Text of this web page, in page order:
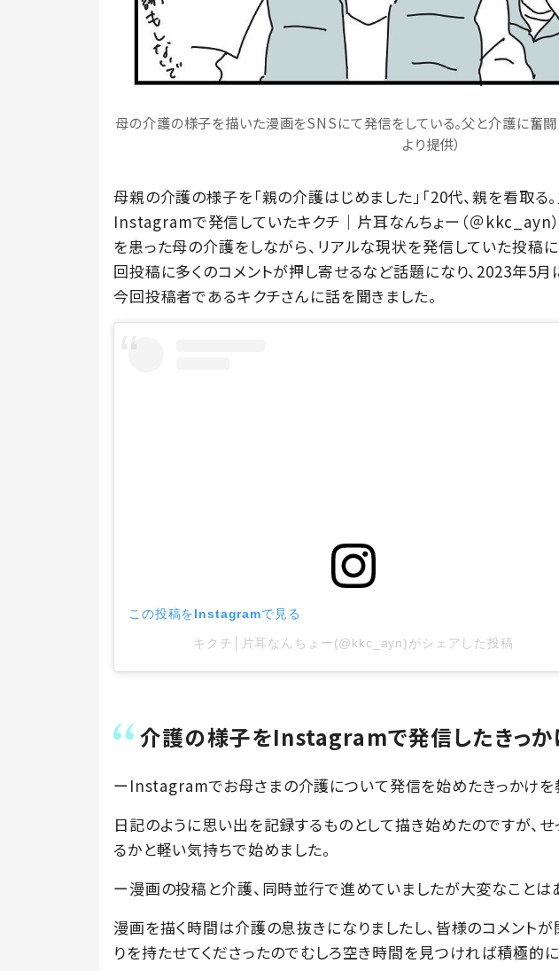
母の介護の様子を描いた漫画をSNSにて発信をしている。父と介護に奮
より提供）
母親の介護の様子を「親の介護はじめました」「20代、親を看取る
Instagramで発信していたキクチ│片耳なんちょー（＠kkc_ayn
を患った母の介護をしながら、リアルな現状を発信していた投稿
回投稿に多くのコメントが押し寄せるなど話題になり、2023年5月
今回投稿者であるキクチさんに話を聞きました。
この投稿をInstagramで見る
キクチ│片耳なんちょー(@kkc_ayn)がシェアした投稿
介護の様子をInstagramで発信したきっか
ーInstagramでお母さまの介護について発信を始めたきっかけを
日記のように思い出を記録するものとして描き始めたのですが、
るかと軽い気持ちで始めました。
ー漫画の投稿と介護、同時並行で進めていましたが大変なことは
漫画を描く時間は介護の息抜きになりましたし、皆様のコメント
りを持たせてくださったのでむしろ空き時間を見つければ積極的に